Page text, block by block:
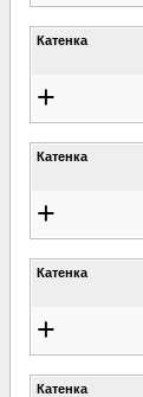
Катенка
+
Катенка
+
Катенка
+
Катенка